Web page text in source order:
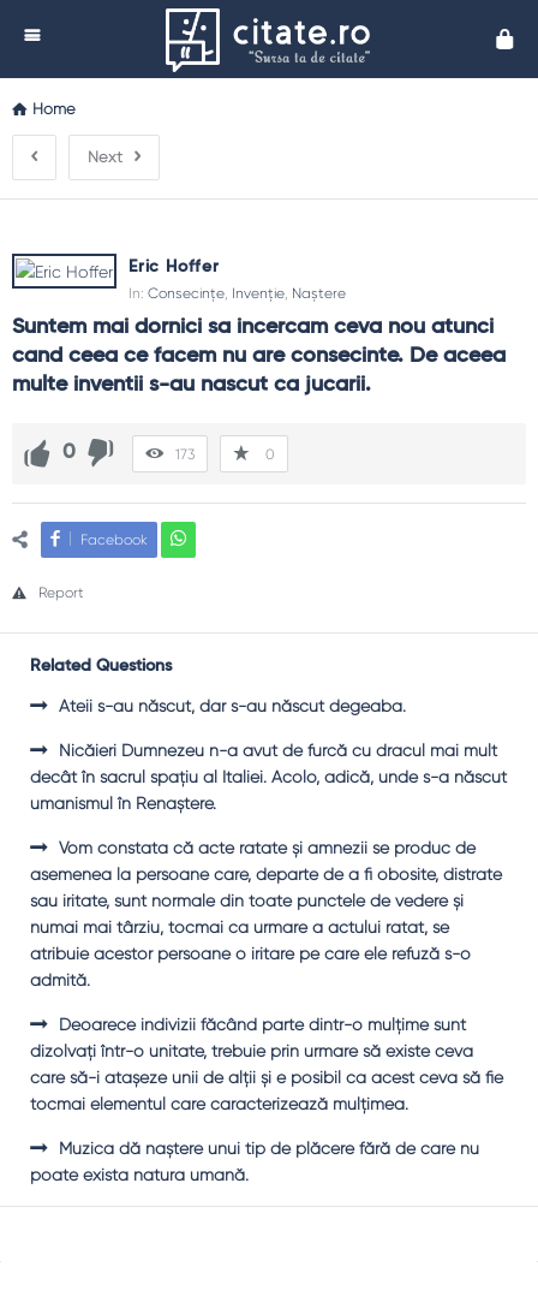
Home
Next
Eric Hoffer
In: Consecințe, Invenție, Naștere
Suntem mai dornici sa incercam ceva nou atunci
cand ceea ce facem nu are consecinte. De aceea
multe inventii s-au nascut ca jucarii.
0 173 0
Facebook
Report
Related Questions
Ateii s-au născut, dar s-au născut degeaba.
Nicăieri Dumnezeu n-a avut de furcă cu dracul mai mult
decât în sacrul spaţiu al Italiei. Acolo, adică, unde s-a născut
umanismul în Renaştere.
Vom constata că acte ratate şi amnezii se produc de
asemenea la persoane care, departe de a fi obosite, distrate
sau iritate, sunt normale din toate punctele de vedere şi
numai mai târziu, tocmai ca urmare a actului ratat, se
atribuie acestor persoane o iritare pe care ele refuză s-o
admită.
Deoarece indivizii făcând parte dintr-o mulţime sunt
dizolvaţi într-o unitate, trebuie prin urmare să existe ceva
care să-i ataşeze unii de alţii şi e posibil ca acest ceva să fie
tocmai elementul care caracterizează mulţimea.
Muzica dă naştere unui tip de plăcere fără de care nu
poate exista natura umană.